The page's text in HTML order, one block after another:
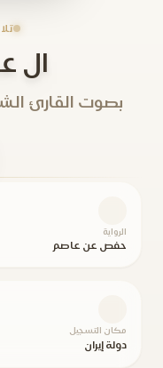
ال
بصوت القارئ
الرواية
حفص عن عاصم
مكان التسجيل
دولة إيران